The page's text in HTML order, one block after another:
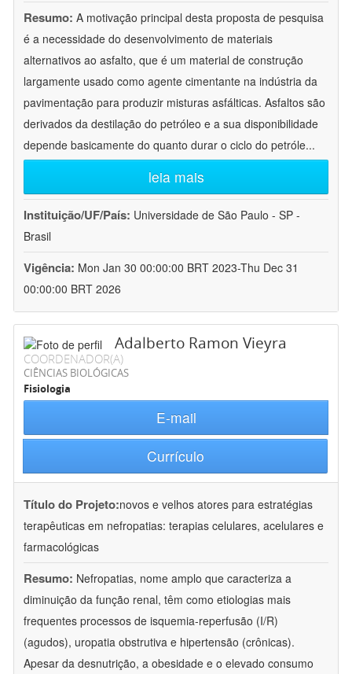
Resumo: A motivação principal desta proposta de pesquisa
é a necessidade do desenvolvimento de materiais
alternativos ao asfalto, que é um material de construção
largamente usado como agente cimentante na indústria da
pavimentação para produzir misturas asfálticas. Asfaltos são
derivados da destilação do petróleo e a sua disponibilidade
depende basicamente do quanto durar o ciclo do petróle...
leia mais
Instituição/UF/País: Universidade de São Paulo - SP -
Brasil
Vigência: Mon Jan 30 00:00:00 BRT 2023-Thu Dec 31
00:00:00 BRT 2026
Adalberto Ramon Vieyra
COORDENADOR(A)
CIÊNCIAS BIOLÓGICAS
Fisiologia
E-mail
Currículo
Título do Projeto:novos e velhos atores para estratégias
terapêuticas em nefropatias: terapias celulares, acelulares e
farmacológicas
Resumo: Nefropatias, nome amplo que caracteriza a
diminuição da função renal, têm como etiologias mais
frequentes processos de isquemia-reperfusão (I/R)
(agudos), uropatia obstrutiva e hipertensão (crônicas).
Apesar da desnutrição, a obesidade e o elevado consumo